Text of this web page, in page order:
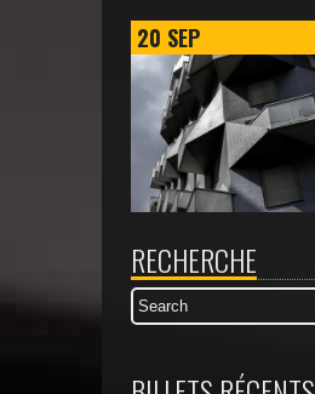
20 SEP
RECHERCHE